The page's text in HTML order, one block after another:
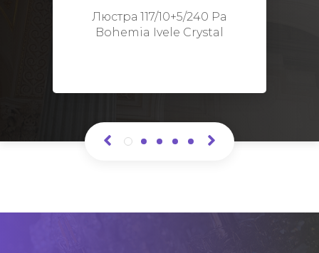
Люстра 117/10+5/240 Pa
Bohemia Ivele Crystal